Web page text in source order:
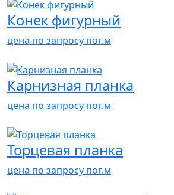
Конек фигурный
цена по запросу пог.м
Карнизная планка
цена по запросу пог.м
Торцевая планка
цена по запросу пог.м